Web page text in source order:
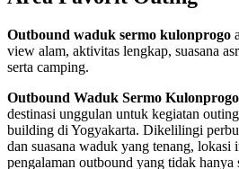
Outbound waduk sermo kulonprogo
view alam, aktivitas lengkap, suasana
serta camping.
Outbound Waduk Sermo Kulonprogo
destinasi unggulan untuk kegiatan
building di Yogyakarta. Dikelilingi
dan suasana waduk yang tenang, lokasi
pengalaman outbound yang tidak hanya